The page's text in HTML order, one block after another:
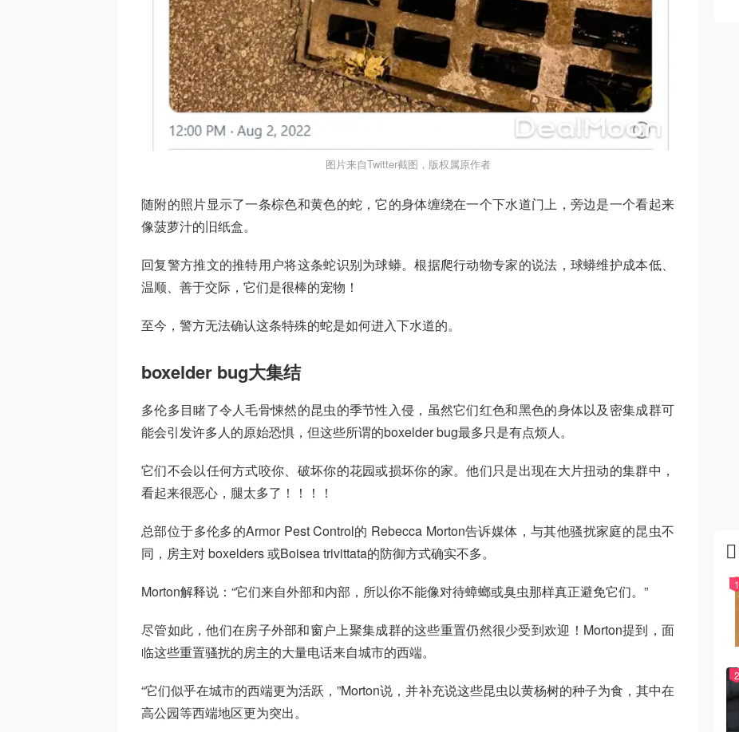
图片来自Twitter截图，版权属原作者
随附的照片显示了一条棕色和黄色的蛇，它的身体缠绕在一个下水道门上，旁边是一个看起来
像菠萝汁的旧纸盒。
回复警方推文的推特用户将这条蛇识别为球蟒。根据爬行动物专家的说法，球蟒维护成本低、
温顺、善于交际，它们是很棒的宠物！
至今，警方无法确认这条特殊的蛇是如何进入下水道的。
boxelder bug大集结
多伦多目睹了令人毛骨悚然的昆虫的季节性入侵，虽然它们红色和黑色的身体以及密集成群可
能会引发许多人的原始恐惧，但这些所谓的boxelder bug最多只是有点烦人。
它们不会以任何方式咬你、破坏你的花园或损坏你的家。他们只是出现在大片扭动的集群中，
看起来很恶心，腿太多了！！！！
总部位于多伦多的Armor Pest Control的 Rebecca Morton告诉媒体，与其他骚扰家庭的昆虫不
同，房主对 boxelders 或Boisea trivittata的防御方式确实不多。
Morton解释说：“它们来自外部和内部，所以你不能像对待蟑螂或臭虫那样真正避免它们。”
尽管如此，他们在房子外部和窗户上聚集成群的这些重置仍然很少受到欢迎！Morton提到，面
临这些重置骚扰的房主的大量电话来自城市的西端。
“它们似乎在城市的西端更为活跃，”Morton说，并补充说这些昆虫以黄杨树的种子为食，其中在
高公园等西端地区更为突出。